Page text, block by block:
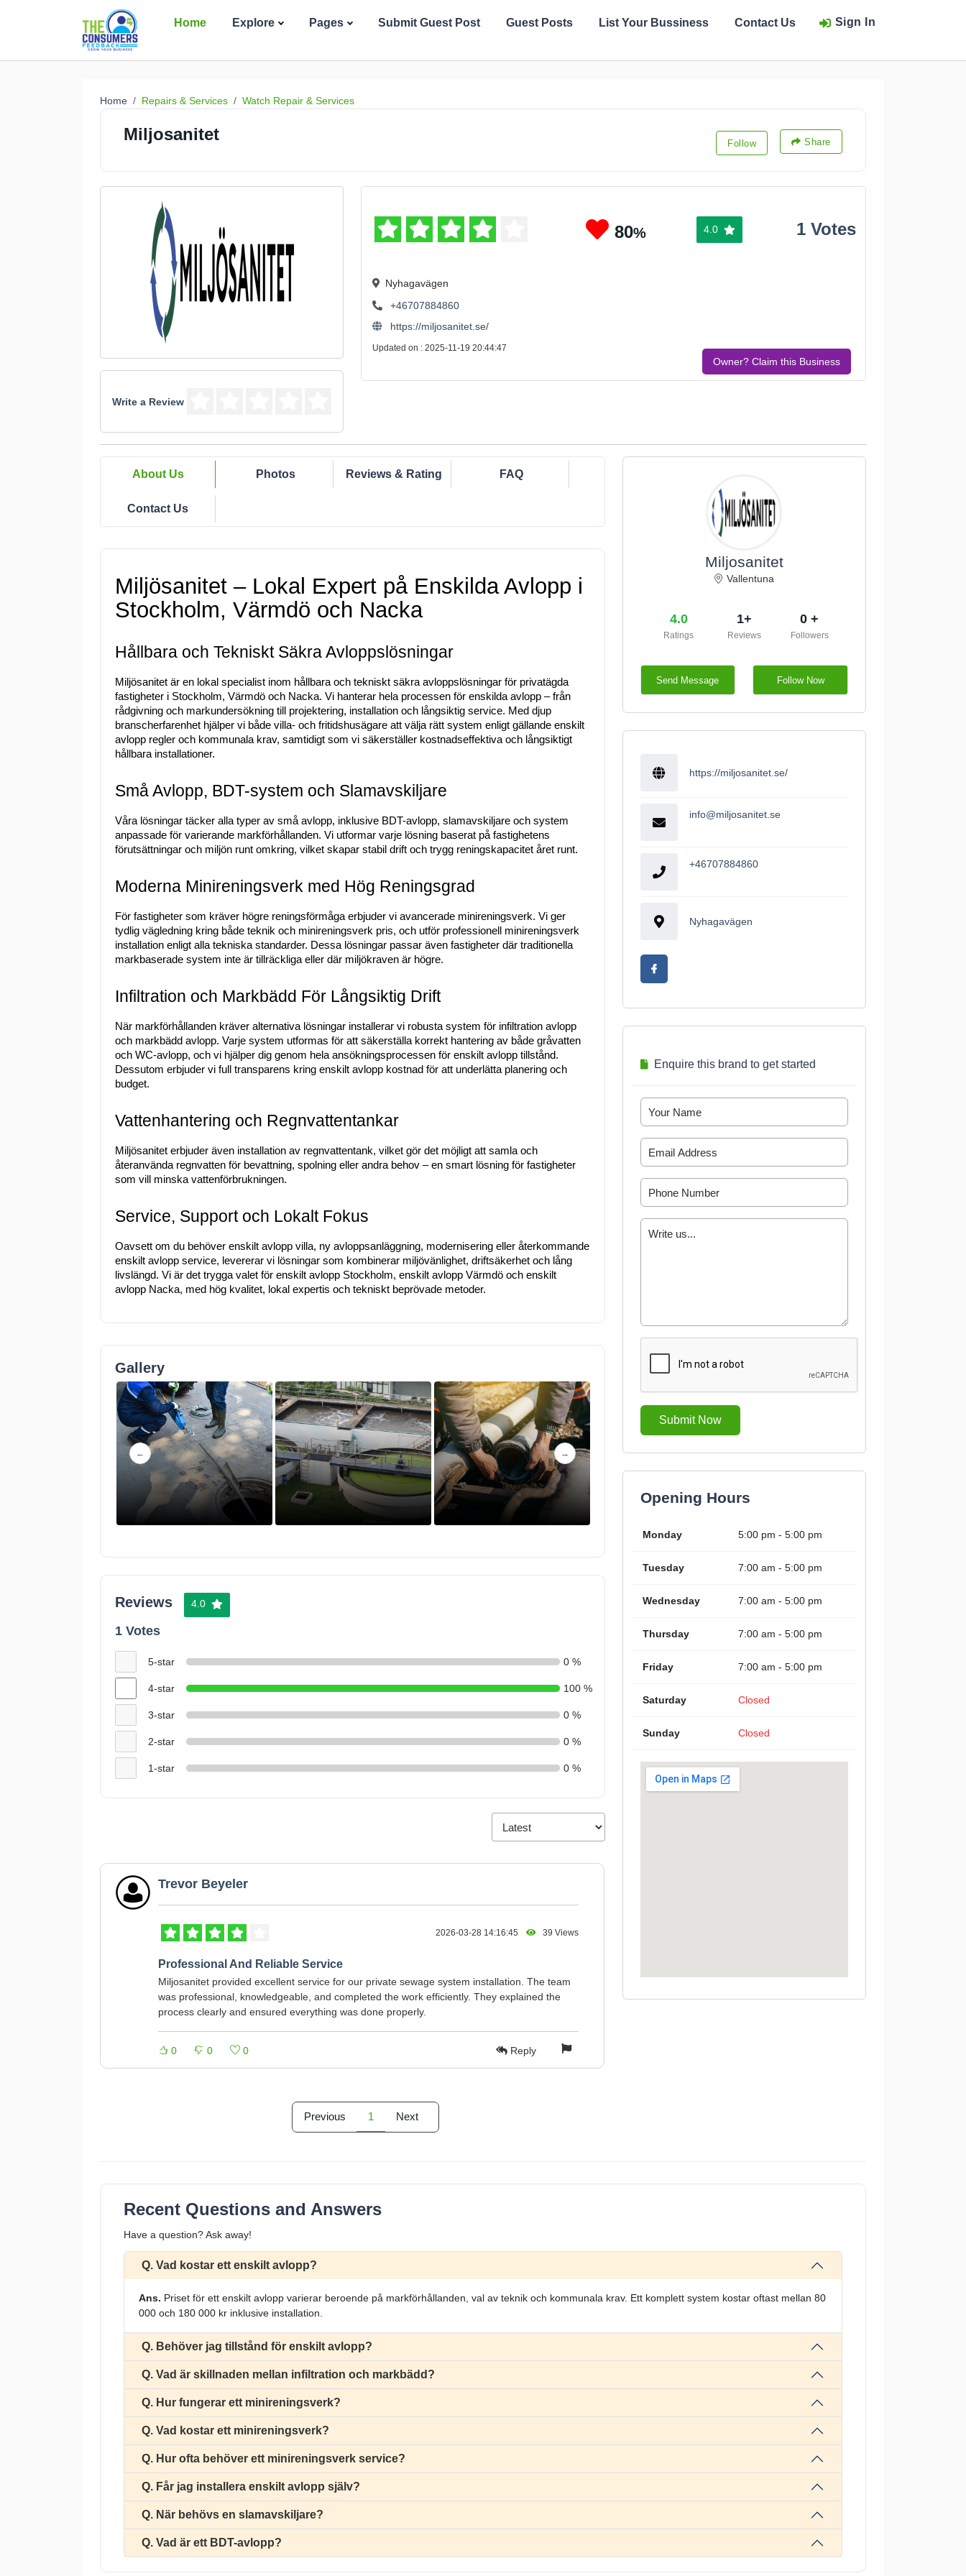
Home Explore Pages Submit Guest Post Guest Posts List Your Bussiness Contact Us Sign In
Home Repairs & Services Watch Repair & Services
Miljosanitet Follow Share
Write a Review
80% 4.0 1 Votes
Nyhagavägen
+46707884860
https://miljosanitet.se/
Updated on : 2025-11-19 20:44:47
Owner? Claim this Business
About Us Photos Reviews & Rating FAQ
Contact Us
Miljösanitet – Lokal Expert på Enskilda Avlopp i
Stockholm, Värmdö och Nacka
Hållbara och Tekniskt Säkra Avloppslösningar
Miljösanitet är en lokal specialist inom hållbara och tekniskt säkra avloppslösningar för privatägda
fastigheter i Stockholm, Värmdö och Nacka. Vi hanterar hela processen för enskilda avlopp – från
rådgivning och markundersökning till projektering, installation och långsiktig service. Med djup
branscherfarenhet hjälper vi både villa- och fritidshusägare att välja rätt system enligt gällande enskilt
avlopp regler och kommunala krav, samtidigt som vi säkerställer kostnadseffektiva och långsiktigt
hållbara installationer.
Små Avlopp, BDT-system och Slamavskiljare
Våra lösningar täcker alla typer av små avlopp, inklusive BDT-avlopp, slamavskiljare och system
anpassade för varierande markförhållanden. Vi utformar varje lösning baserat på fastighetens
förutsättningar och miljön runt omkring, vilket skapar stabil drift och trygg reningskapacitet året runt.
Moderna Minireningsverk med Hög Reningsgrad
För fastigheter som kräver högre reningsförmåga erbjuder vi avancerade minireningsverk. Vi ger
tydlig vägledning kring både teknik och minireningsverk pris, och utför professionell minireningsverk
installation enligt alla tekniska standarder. Dessa lösningar passar även fastigheter där traditionella
markbaserade system inte är tillräckliga eller där miljökraven är högre.
Infiltration och Markbädd För Långsiktig Drift
När markförhållanden kräver alternativa lösningar installerar vi robusta system för infiltration avlopp
och markbädd avlopp. Varje system utformas för att säkerställa korrekt hantering av både gråvatten
och WC-avlopp, och vi hjälper dig genom hela ansökningsprocessen för enskilt avlopp tillstånd.
Dessutom erbjuder vi full transparens kring enskilt avlopp kostnad för att underlätta planering och
budget.
Vattenhantering och Regnvattentankar
Miljösanitet erbjuder även installation av regnvattentank, vilket gör det möjligt att samla och
återanvända regnvatten för bevattning, spolning eller andra behov – en smart lösning för fastigheter
som vill minska vattenförbrukningen.
Service, Support och Lokalt Fokus
Oavsett om du behöver enskilt avlopp villa, ny avloppsanläggning, modernisering eller återkommande
enskilt avlopp service, levererar vi lösningar som kombinerar miljövänlighet, driftsäkerhet och lång
livslängd. Vi är det trygga valet för enskilt avlopp Stockholm, enskilt avlopp Värmdö och enskilt
avlopp Nacka, med hög kvalitet, lokal expertis och tekniskt beprövade metoder.
Gallery
Reviews 4.0
1 Votes
5-star 0 %
4-star 100 %
3-star 0 %
2-star 0 %
1-star 0 %
Trevor Beyeler
2026-03-28 14:16:45 39 Views
Professional And Reliable Service
Miljosanitet provided excellent service for our private sewage system installation. The team
was professional, knowledgeable, and completed the work efficiently. They explained the
process clearly and ensured everything was done properly.
0 0 0 Reply
Previous 1 Next
Miljosanitet
Vallentuna
4.0
Ratings
1+
Reviews
0 +
Followers
Send Message Follow Now
https://miljosanitet.se/
info@miljosanitet.se
+46707884860
Nyhagavägen
Enquire this brand to get started
Submit Now
Opening Hours
Monday 5:00 pm - 5:00 pm
Tuesday 7:00 am - 5:00 pm
Wednesday 7:00 am - 5:00 pm
Thursday 7:00 am - 5:00 pm
Friday 7:00 am - 5:00 pm
Saturday Closed
Sunday Closed
Recent Questions and Answers
Have a question? Ask away!
Q. Vad kostar ett enskilt avlopp?
Ans. Priset för ett enskilt avlopp varierar beroende på markförhållanden, val av teknik och kommunala krav. Ett komplett system kostar oftast mellan 80
000 och 180 000 kr inklusive installation.
Q. Behöver jag tillstånd för enskilt avlopp?
Q. Vad är skillnaden mellan infiltration och markbädd?
Q. Hur fungerar ett minireningsverk?
Q. Vad kostar ett minireningsverk?
Q. Hur ofta behöver ett minireningsverk service?
Q. Får jag installera enskilt avlopp själv?
Q. När behövs en slamavskiljare?
Q. Vad är ett BDT-avlopp?